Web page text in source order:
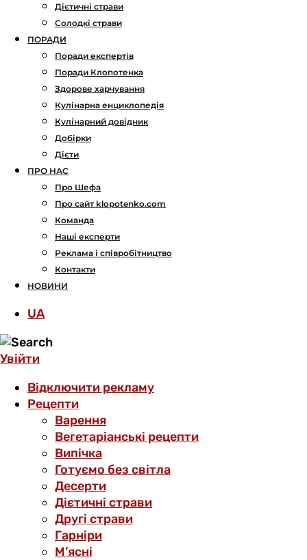
Дієтичні страви
Солодкі страви
ПОРАДИ
Поради експертів
Поради Клопотенка
Здорове харчування
Кулінарна енциклопедія
Кулінарний довідник
Добірки
Дієти
ПРО НАС
Про Шефа
Про сайт klopotenko.com
Команда
Наші експерти
Реклама і співробітництво
Контакти
НОВИНИ
UA
Увійти
Відключити рекламу
Рецепти
Варення
Вегетаріанські рецепти
Випічка
Готуємо без світла
Десерти
Дієтичні страви
Другі страви
Гарніри
М’ясні